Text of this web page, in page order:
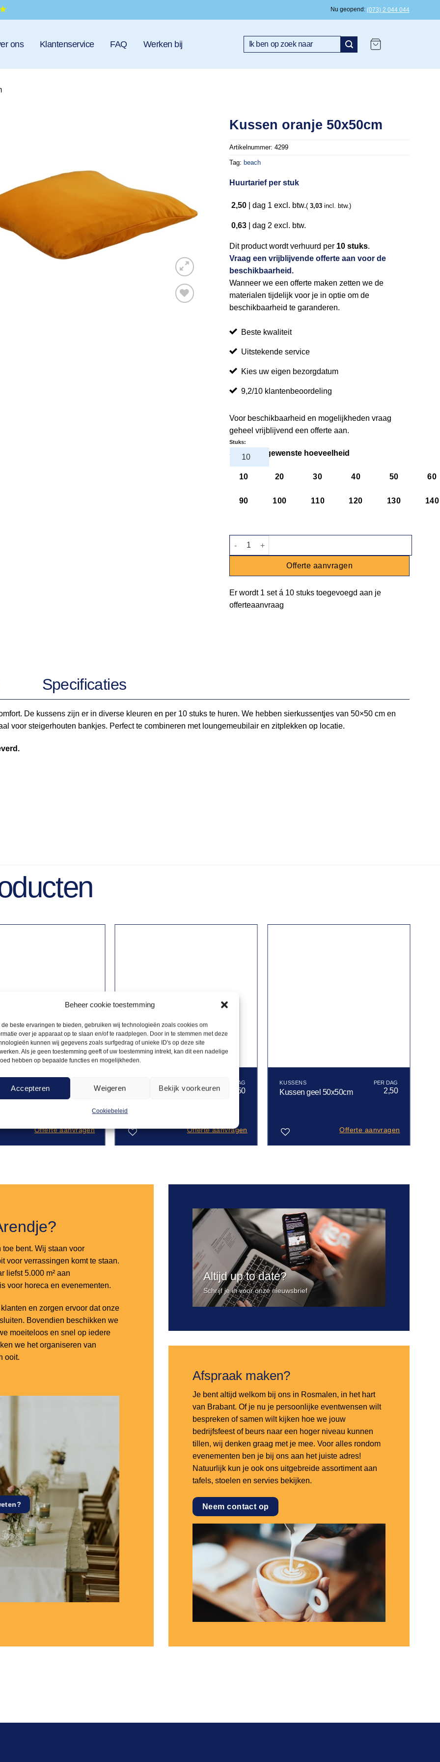
Beheer cookie toestemming
de beste ervaringen te bieden, gebruiken wij technologieën zoals cookies om
over je apparaat op te slaan en/of te raadplegen. Door in te stemmen met deze
kunnen wij gegevens zoals surfgedrag of unieke ID's op deze site
Als je geen toestemming geeft of uw toestemming intrekt, kan dit een nadelige
hebben op bepaalde functies en mogelijkheden.
Accepteren Weigeren Bekijk voorkeuren
Cookiebeleid
Nu geopend (073) 2 044 044
ons Klantenservice FAQ Werken bij
Zoeken
Kussen oranje 50x50cm
Artikelnummer:4299
Tag: beach
Huurtarief per stuk
2,50 |dag 1 excl. btw.( 3,03 incl. btw.)
0,63 |dag 2 excl. btw.
Dit product wordt verhuurd per 10 stuks.
Vraag een vrijblijvende offerte aan voor de
beschikbaarheid.
Wanneer we een offerte maken zetten we de
materialen tijdelijk voor je in optie om de
beschikbaarheid te garanderen.
Beste kwaliteit
Uitstekende service
Kies uw eigen bezorgdatum
9,2/10 klantenbeoordeling
Voor beschikbaarheid en mogelijkheden vraag
geheel vrijblijvend een offerte aan.
Selecteer gewenste hoeveelheid
10 20 30 40 50 60
90 100 110 120 130 140
Stuks:
Kussen oranje 50x50cm aantal
Offerte aanvragen
Er wordt 1 setá 10 stuks toegevoegd aan je
offerteaanvraag
Specificaties
De kussens zijn er in diverse kleuren en per 10 stuks te huren. We hebben sierkussentjes van 50×50 cm en
voor steigerhouten bankjes. Perfect te combineren met loungemeubilair en zitplekken op locatie.
lichtblauw
Offerte aanvragen
Kussen zilver slimline 2,50
Offerte aanvragen
KUSSENS
Kussen geel 50x50cm 2,50
Offerte aanvragen
bent. Wij staan voor
voor verrassingen komt te staan.
liefst 5.000 m² aan
voor horeca en evenementen.
en zorgen ervoor dat onze
Bovendien beschikken we
moeiteloos en snel op iedere
we het organiseren van
ooit.
Altijd up to date?
Schrijf je in voor onze nieuwsbrief
Afspraak maken?
Je bent altijd welkom bij ons in Rosmalen, in het hart
van Brabant. Of je nu je persoonlijke eventwensen wilt
bespreken of samen wilt kijken hoe we jouw
bedrijfsfeest of beurs naar een hoger niveau kunnen
tillen, wij denken graag met je mee. Voor alles rondom
evenementen ben je bij ons aan het juiste adres!
Natuurlijk kun je ook ons uitgebreide assortiment aan
tafels, stoelen en servies bekijken.
Neem contact op